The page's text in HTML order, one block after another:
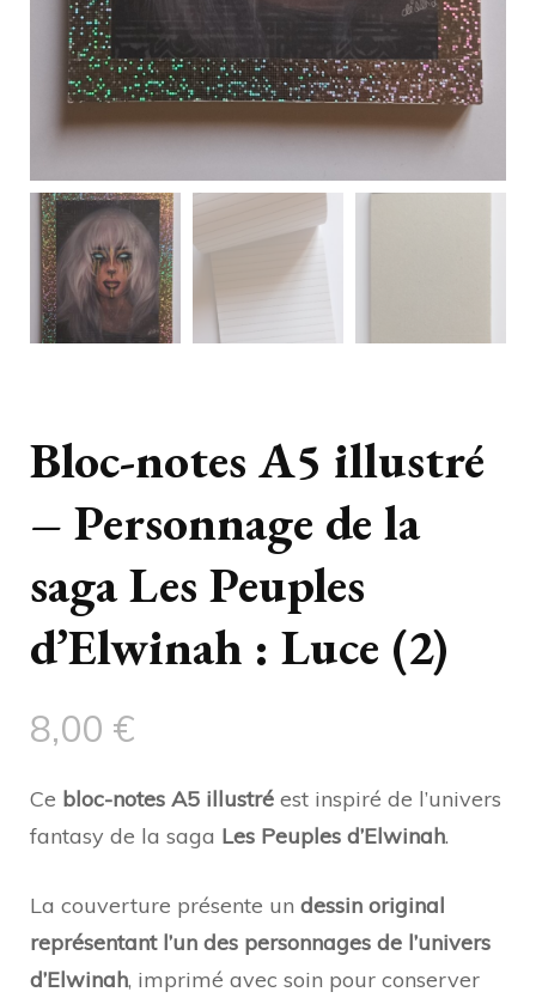
Bloc-notes A5 illustré
– Personnage de la
saga Les Peuples
d’Elwinah : Luce (2)
8,00 €
Ce bloc-notes A5 illustré est inspiré de l’univers
fantasy de la saga Les Peuples d’Elwinah.
La couverture présente un dessin original
représentant l’un des personnages de l’univers
d’Elwinah, imprimé avec soin pour conserver